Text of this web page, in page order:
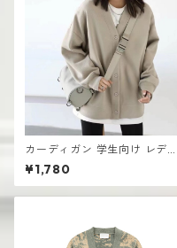
カーディガン 学生向け レディ
ース 無地デザイン 高見え おし
ゃれ vネック
¥1,780